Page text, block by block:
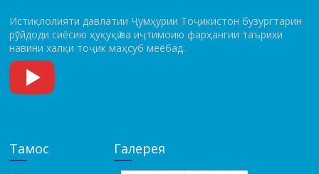
Истиқлолияти давлатии Ҷумҳурии Тоҷикистон бузургтарин
рўй­до­ди сиёсию ҳуқуқӣ ва иҷтимоию фарҳангии таърихи
навини халқи тоҷик маҳсуб меёбад.
Тамос Галерея